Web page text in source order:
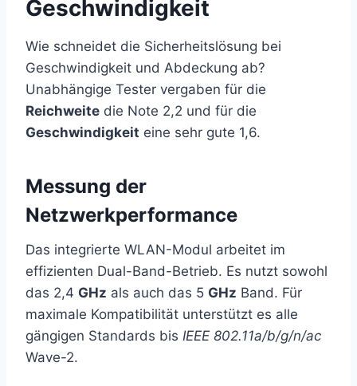
Geschwindigkeit
Wie schneidet die Sicherheitslösung bei
Geschwindigkeit und Abdeckung ab?
Unabhängige Tester vergaben für die
Reichweite die Note 2,2 und für die
Geschwindigkeit eine sehr gute 1,6.
Messung der
Netzwerkperformance
Das integrierte WLAN-Modul arbeitet im
effizienten Dual-Band-Betrieb. Es nutzt sowohl
das 2,4 GHz als auch das 5 GHz Band. Für
maximale Kompatibilität unterstützt es alle
gängigen Standards bis IEEE 802.11a/b/g/n/ac
Wave-2.